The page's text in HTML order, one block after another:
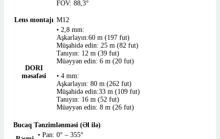
FOV: 88,3°
Lens montajı M12
DORI
məsafəsi
• 2,8 mm:
Aşkarlayın:60 m (197 fut)
Müşahidə edin: 25 m (82 fut)
Tanıyın: 12 m (39 fut)
Müəyyən edin: 6 m (20 fut)
• 4 mm:
Aşkarlayın: 80 m (262 fut)
Müşahidə edin:33 m (109 fut)
Tanıyın: 16 m (52 ​​fut)
Müəyyən edin: 8 m (26 fut)
Bucaq Tənzimlənməsi (Əl ilə)
• Pan: 0° – 355°